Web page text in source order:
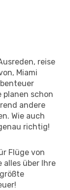
reise
Miami
planen schon
andere
Wie auch
richtig!
Flüge von
alles über Ihre